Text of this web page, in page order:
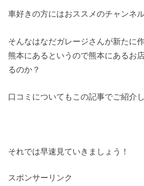
車好きの方にはおススメのチャンネル
そんなはなだガレージさんが新たに
熊本にあるというので熊本にあるお
るのか？
口コミについてもこの記事でご紹介
それでは早速見ていきましょう！
スポンサーリンク